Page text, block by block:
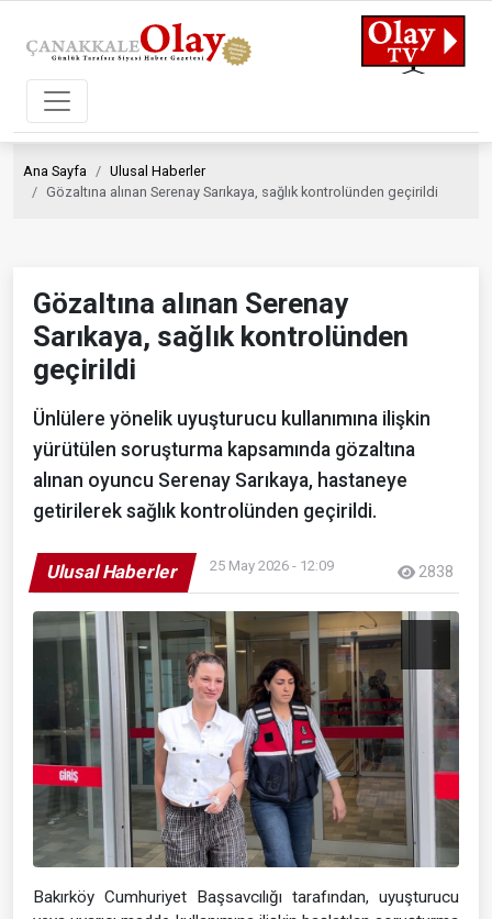
Ana Sayfa
Ulusal Haberler
Gözaltına alınan Serenay Sarıkaya, sağlık kontrolünden geçirildi
Gözaltına alınan Serenay
Sarıkaya, sağlık kontrolünden
geçirildi
Ünlülere yönelik uyuşturucu kullanımına ilişkin
yürütülen soruşturma kapsamında gözaltına
alınan oyuncu Serenay Sarıkaya, hastaneye
getirilerek sağlık kontrolünden geçirildi.
Ulusal Haberler 25 May 2026 - 12:09 2838
Bakırköy Cumhuriyet Başsavcılığı tarafından, uyuşturucu